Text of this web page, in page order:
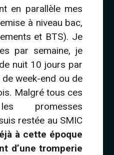
en parallèle mes
à niveau bac,
et BTS). Je
par semaine, je
nuit 10 jours par
week-end ou de
Malgré tous ces
promesses
restée au SMIC
à cette époque
d’une tromperie